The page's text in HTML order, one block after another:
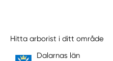
Hitta arborist i ditt område
Dalarnas län